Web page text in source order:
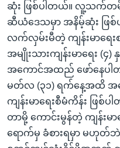
ဆုံး ဖြစ်ပါတယ်။ လူ့သက်
ဆီယံဒေသမှာ အနိမ့်ဆုံး ဖြစ်
လက်လှမ်းမီတဲ့ ကျန်းမာရ
အမျိုးသားကျန်းမာရေး (
အကောင်အထည် ဖော်နေပါ
မတ်လ (၃၁) ရက်နေ့အထိ
ကျန်းမာရေးစီမံကိန်း ဖြစ်
တာမို့ ကောင်းမွန်တဲ့ ကျန်းမ
ရောက်မှ ခံစားရမှာ မဟုတ်